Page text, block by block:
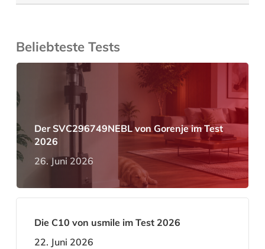
Beliebteste Tests
Der SVC296749NEBL von Gorenje im Test
2026
26. Juni 2026
Die C10 von usmile im Test 2026
22. Juni 2026